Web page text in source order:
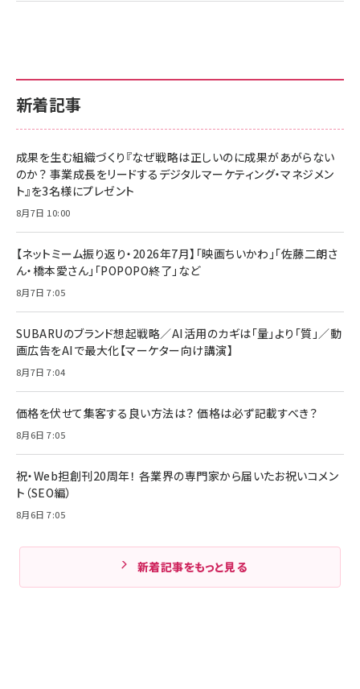
新着記事
成果を生む組織づくり『なぜ戦略は正しいのに成果があがらない
のか？ 事業成長をリードするデジタルマーケティング・マネジメン
ト』を3名様にプレゼント
8月7日 10:00
【ネットミーム振り返り・2026年7月】「映画ちいかわ」「佐藤二朗さ
ん・橋本愛さん」「POPOPO終了」など
8月7日 7:05
SUBARUのブランド想起戦略／AI活用のカギは「量」より「質」／動
画広告をAIで最大化【マーケター向け講演】
8月7日 7:04
価格を伏せて集客する良い方法は？ 価格は必ず記載すべき？
8月6日 7:05
祝・Web担創刊20周年！ 各業界の専門家から届いたお祝いコメン
ト（SEO編）
8月6日 7:05
新着記事をもっと見る